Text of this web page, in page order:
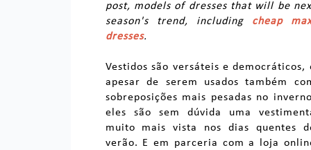
post, models of dresses that will be
season's trend, including cheap
dresses.
Vestidos são versáteis e democráticos,
apesar de serem usados também
sobreposições mais pesadas no
eles são sem dúvida uma
muito mais vista nos dias quentes
verão. E em parceria com a loja